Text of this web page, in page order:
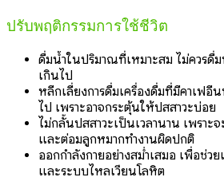
ปรับพฤติกรรมการใช้ชีวิต
ดื่มน้ำในปริมาณที่เหมาะสม ไม่ควรดื่
เกินไป
หลีกเลี่ยงการดื่มเครื่องดื่มที่มีคาเฟอี
ไป เพราะอาจกระตุ้นให้ปัสสาวะบ่อย
ไม่กลั้นปัสสาวะเป็นเวลานาน เพราะ
และต่อมลูกหมากทำงานผิดปกติ
ออกกำลังกายอย่างสม่ำเสมอ เพื่อช่วย
และระบบไหลเวียนโลหิต